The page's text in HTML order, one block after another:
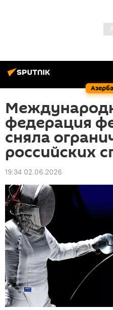
федерация
сняла
российских
19:34 02.06.2026